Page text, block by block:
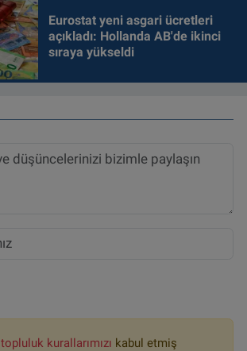
Eurostat yeni asgari ücretleri
açıkladı: Hollanda AB'de ikinci
sıraya yükseldi
topluluk kurallarımızı kabul etmiş